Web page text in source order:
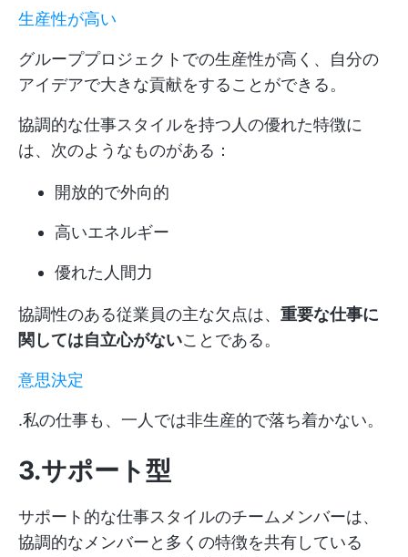
生産性が高い
グループプロジェクトでの生産性が高く、自分の
アイデアで大きな貢献をすることができる。
協調的な仕事スタイルを持つ人の優れた特徴に
は、次のようなものがある：
開放的で外向的
高いエネルギー
優れた人間力
協調性のある従業員の主な欠点は、 重要な仕事に
関しては自立心がないことである。
意思決定
.私の仕事も、一人では非生産的で落ち着かない。
3.サポート型
サポート的な仕事スタイルのチームメンバーは、
協調的なメンバーと多くの特徴を共有している